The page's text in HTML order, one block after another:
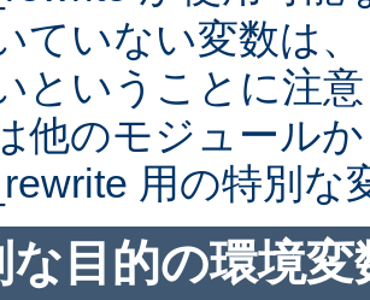
ていない変数は
ということに注
他のモジュール
用の特別な
な目的の環境変